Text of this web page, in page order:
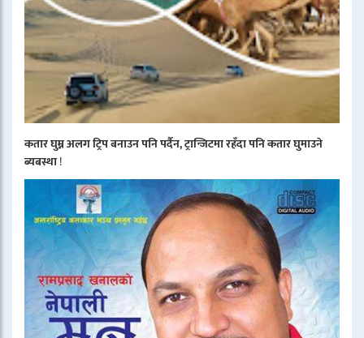
कतार घुम्न अलग ट्रिप बनाउन पनि पर्दैन, ट्रान्जिटमा रहँदा पनि कतार घुमाउने
ब्यबस्था!